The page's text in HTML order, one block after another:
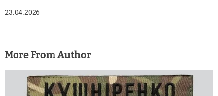
23.04.2026
More From Author